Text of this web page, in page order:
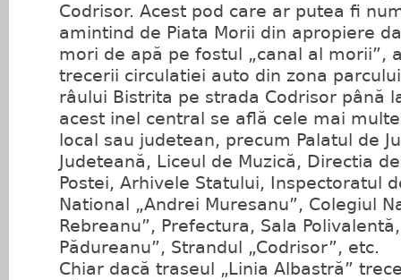
Codrisor. Acest pod care ar putea fi
amintind de Piata Morii din apropiere
mori de apă pe fostul „canal al morii”,
trecerii circulatiei auto din zona
râului Bistrita pe strada Codrisor până
acest inel central se află cele mai
local sau judetean, precum Palatul de
Judeteană, Liceul de Muzică, Directia
Postei, Arhivele Statului, Inspectoratul
National „Andrei Muresanu”, Colegiul
Rebreanu”, Prefectura, Sala
Pădureanu”, Strandul „Codrisor”, etc.
Chiar dacă traseul „Linia Albastră”